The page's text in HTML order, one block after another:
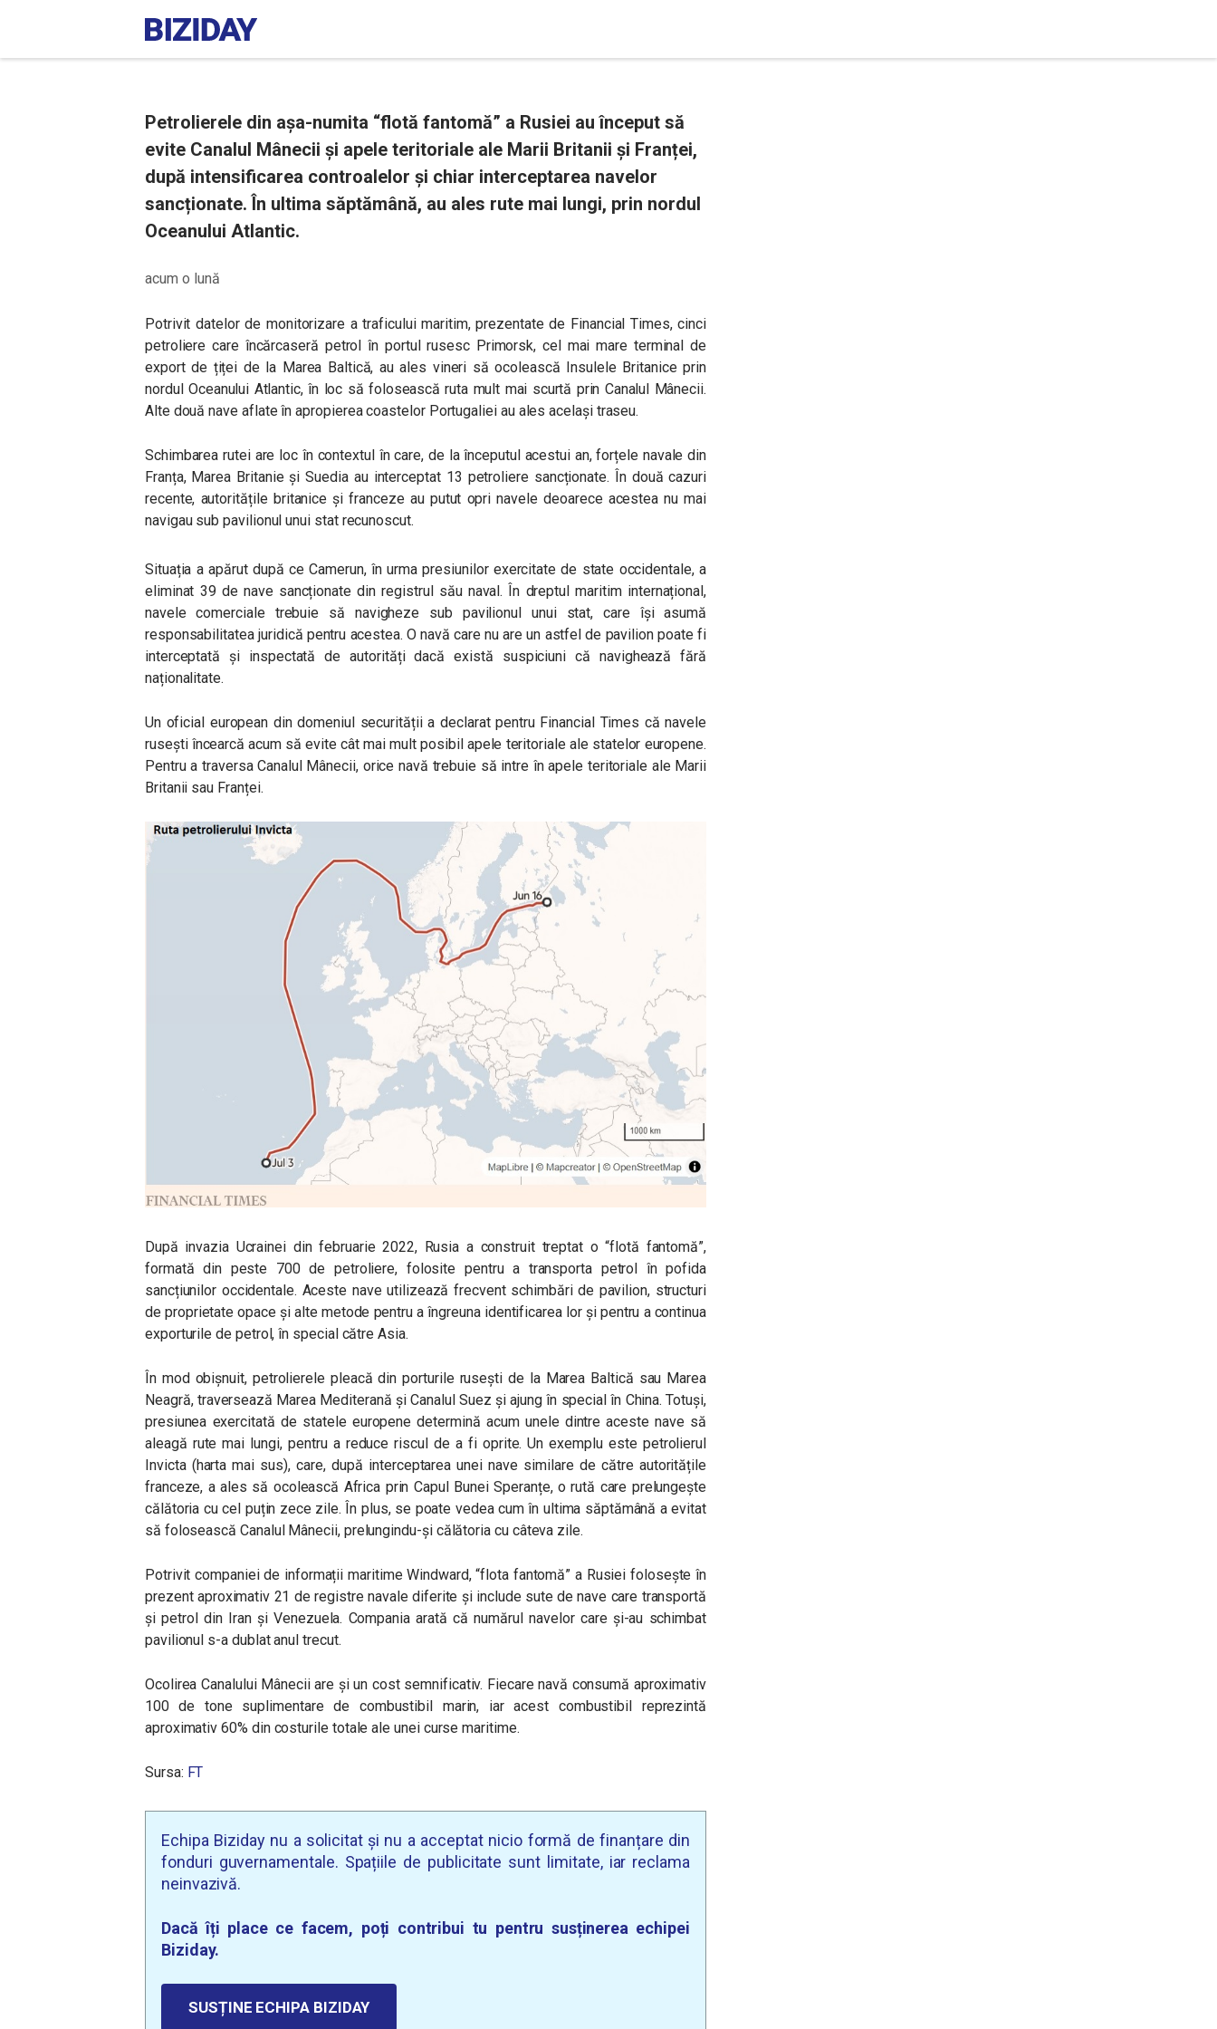
Petrolierele din așa-numita “flotă fantomă” a Rusiei au început să
evite Canalul Mânecii și apele teritoriale ale Marii Britanii și Franței,
după intensificarea controalelor și chiar interceptarea navelor
sancționate. În ultima săptămână, au ales rute mai lungi, prin nordul
Oceanului Atlantic.
acum o lună
Potrivit datelor de monitorizare a traficului maritim, prezentate de Financial Times, cinci
petroliere care încărcaseră petrol în portul rusesc Primorsk, cel mai mare terminal de
export de țiței de la Marea Baltică, au ales vineri să ocolească Insulele Britanice prin
nordul Oceanului Atlantic, în loc să folosească ruta mult mai scurtă prin Canalul Mânecii.
Alte două nave aflate în apropierea coastelor Portugaliei au ales același traseu.
Schimbarea rutei are loc în contextul în care, de la începutul acestui an, forțele navale din
Franța, Marea Britanie și Suedia au interceptat 13 petroliere sancționate. În două cazuri
recente, autoritățile britanice și franceze au putut opri navele deoarece acestea nu mai
navigau sub pavilionul unui stat recunoscut.
Situația a apărut după ce Camerun, în urma presiunilor exercitate de state occidentale, a
eliminat 39 de nave sancționate din registrul său naval. În dreptul maritim internațional,
navele comerciale trebuie să navigheze sub pavilionul unui stat, care își asumă
responsabilitatea juridică pentru acestea. O navă care nu are un astfel de pavilion poate fi
interceptată și inspectată de autorități dacă există suspiciuni că navighează fără
naționalitate.
Un oficial european din domeniul securității a declarat pentru Financial Times că navele
rusești încearcă acum să evite cât mai mult posibil apele teritoriale ale statelor europene.
Pentru a traversa Canalul Mânecii, orice navă trebuie să intre în apele teritoriale ale Marii
Britanii sau Franței.
După invazia Ucrainei din februarie 2022, Rusia a construit treptat o “flotă fantomă”,
formată din peste 700 de petroliere, folosite pentru a transporta petrol în pofida
sancțiunilor occidentale. Aceste nave utilizează frecvent schimbări de pavilion, structuri
de proprietate opace și alte metode pentru a îngreuna identificarea lor și pentru a continua
exporturile de petrol, în special către Asia.
În mod obișnuit, petrolierele pleacă din porturile rusești de la Marea Baltică sau Marea
Neagră, traversează Marea Mediterană și Canalul Suez și ajung în special în China. Totuși,
presiunea exercitată de statele europene determină acum unele dintre aceste nave să
aleagă rute mai lungi, pentru a reduce riscul de a fi oprite. Un exemplu este petrolierul
Invicta (harta mai sus), care, după interceptarea unei nave similare de către autoritățile
franceze, a ales să ocolească Africa prin Capul Bunei Speranțe, o rută care prelungește
călătoria cu cel puțin zece zile. În plus, se poate vedea cum în ultima săptămână a evitat
să folosească Canalul Mânecii, prelungindu-și călătoria cu câteva zile.
Potrivit companiei de informații maritime Windward, “flota fantomă” a Rusiei folosește în
prezent aproximativ 21 de registre navale diferite și include sute de nave care transportă
și petrol din Iran și Venezuela. Compania arată că numărul navelor care și-au schimbat
pavilionul s-a dublat anul trecut.
Ocolirea Canalului Mânecii are și un cost semnificativ. Fiecare navă consumă aproximativ
100 de tone suplimentare de combustibil marin, iar acest combustibil reprezintă
aproximativ 60% din costurile totale ale unei curse maritime.
Sursa: FT
Echipa Biziday nu a solicitat și nu a acceptat nicio formă de finanțare din
fonduri guvernamentale. Spațiile de publicitate sunt limitate, iar reclama
neinvazivă.
Dacă îți place ce facem, poți contribui tu pentru susținerea echipei
Biziday.
SUSȚINE ECHIPA BIZIDAY